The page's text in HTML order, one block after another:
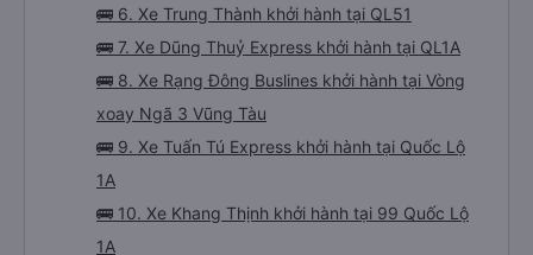
🚌 6. Xe Trung Thành khởi hành tại QL51
🚌 7. Xe Dũng Thuỷ Express khởi hành tại QL1A
🚌 8. Xe Rạng Đông Buslines khởi hành tại Vòng
xoay Ngã 3 Vũng Tàu
🚌 9. Xe Tuấn Tú Express khởi hành tại Quốc Lộ
1A
🚌 10. Xe Khang Thịnh khởi hành tại 99 Quốc Lộ
1A